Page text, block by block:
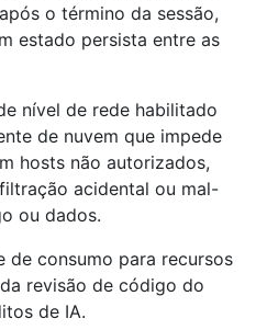
o término da sessão,
estado persista entre as
nível de rede habilitado
de nuvem que impede
hosts não autorizados,
acidental ou mal-
ou dados.
de consumo para recursos
revisão de código do
de IA.